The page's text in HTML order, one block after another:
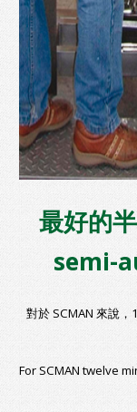
最好的
semi-
對於 SCMAN 來說
For SCMAN twelve